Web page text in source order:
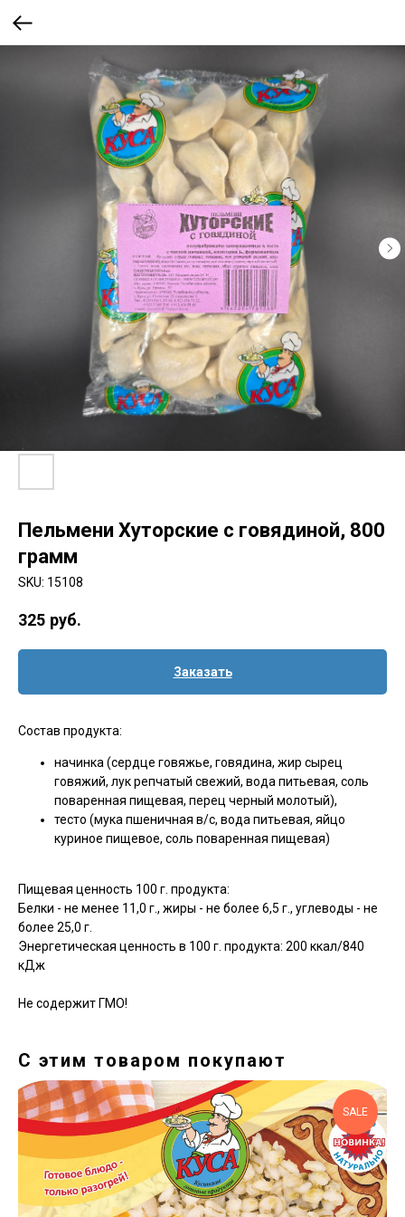
Пельмени Хуторские с говядиной, 800
грамм
SKU: 15108
325 руб.
Заказать
Состав продукта:
начинка (сердце говяжье, говядина, жир сырец
говяжий, лук репчатый свежий, вода питьевая, соль
поваренная пищевая, перец черный молотый),
тесто (мука пшеничная в/с, вода питьевая, яйцо
куриное пищевое, соль поваренная пищевая)
Пищевая ценность 100 г. продукта:
Белки - не менее 11,0 г., жиры - не более 6,5 г., углеводы - не
более 25,0 г.
Энергетическая ценность в 100 г. продукта: 200 ккал/840
кДж
Не содержит ГМО!
С этим товаром покупают
SALE